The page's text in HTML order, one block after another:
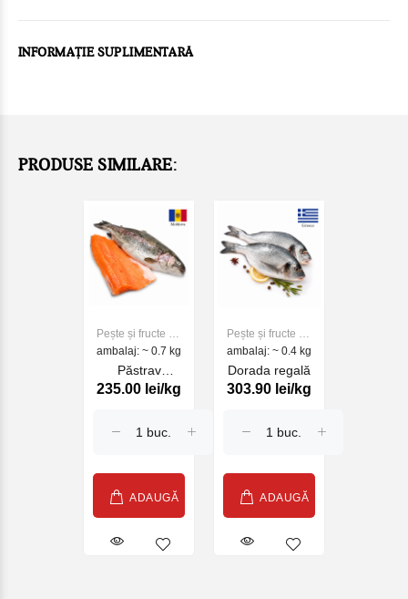
INFORMAȚIE SUPLIMENTARĂ
PRODUSE SIMILARE:
Pește și fructe de
mare
ambalaj: ~ 0.7 kg
Păstrav
Somonat
235.00 lei/kg
ADAUGĂ
Pește și fructe de
mare
ambalaj: ~ 0.4 kg
Dorada regală
303.90 lei/kg
ADAUGĂ